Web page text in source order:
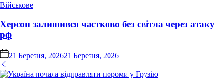
Опублікувати
Військове
Херсон залишився частково без світла через атаку
рф
on21 Березня, 202621 Березня, 2026